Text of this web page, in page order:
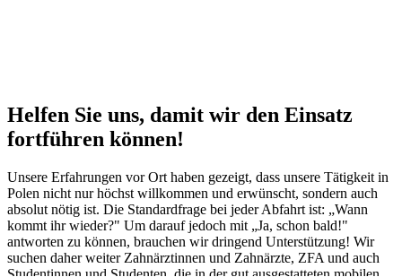
Helfen Sie uns, damit wir den Einsatz
fortführen können!
Unsere Erfahrungen vor Ort haben gezeigt, dass unsere Tätigkeit in
Polen nicht nur höchst willkommen und erwünscht, sondern auch
absolut nötig ist. Die Standardfrage bei jeder Abfahrt ist: „Wann
kommt ihr wieder?" Um darauf jedoch mit „Ja, schon bald!"
antworten zu können, brauchen wir dringend Unterstützung! Wir
suchen daher weiter Zahnärztinnen und Zahnärzte, ZFA und auch